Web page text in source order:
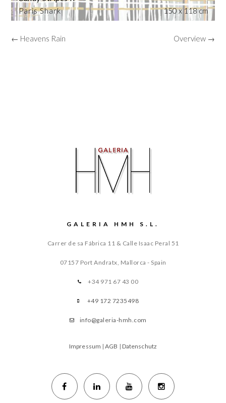
Paris Shark
150 x 118 cm
← Heavens Rain Overview →
GALERIA HMH S.L.
Carrer de sa Fábrica 11 & Calle Isaac Peral 51
07157 Port Andratx, Mallorca - Spain
+34 971 67 43 00
+49 172 7235498
info@galeria-hmh.com
Impressum |AGB | Datenschutz